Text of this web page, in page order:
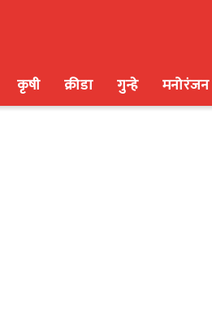
कृषी क्रीडा गुन्हे मनोरंजन